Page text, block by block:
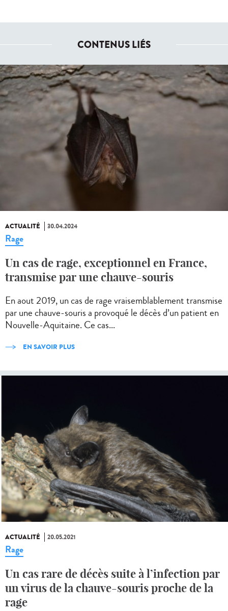
CONTENUS LIÉS
ACTUALITÉ 30.04.2024
Rage
Un cas de rage, exceptionnel en France,
transmise par une chauve-souris
En aout 2019, un cas de rage vraisemblablement transmise
par une chauve-souris a provoqué le décès d’un patient en
Nouvelle-Aquitaine. Ce cas...
EN SAVOIR PLUS
ACTUALITÉ 20.05.2021
Rage
Un cas rare de décès suite à l’infection par
un virus de la chauve-souris proche de la
rage